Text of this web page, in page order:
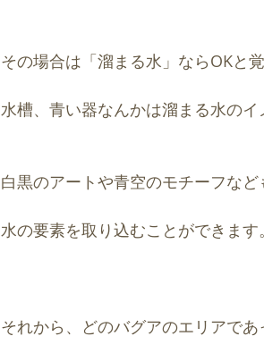
その場合は「溜まる水」ならOKと
水槽、青い器なんかは溜まる水のイ
白黒のアートや青空のモチーフなど
水の要素を取り込むことができます。
それから、どのバグアのエリアであ